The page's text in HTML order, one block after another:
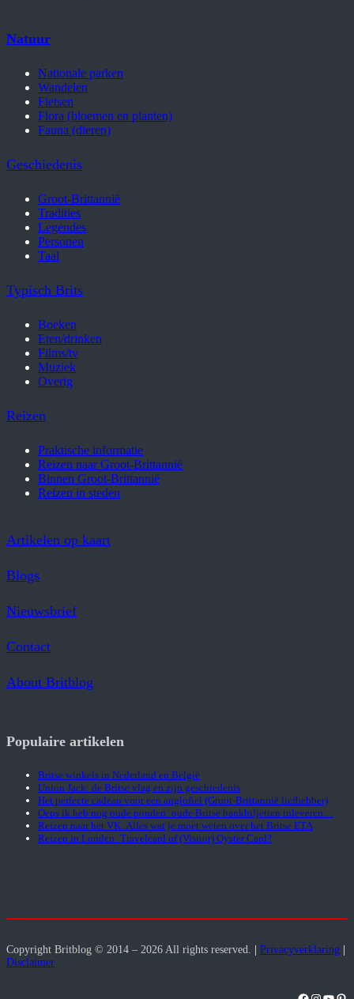
Natuur
Nationale parken
Wandelen
Fietsen
Flora (bloemen en planten)
Fauna (dieren)
Geschiedenis
Groot-Brittannië
Tradities
Legendes
Personen
Taal
Typisch Brits
Boeken
Eten/drinken
Films/tv
Muziek
Overig
Reizen
Praktische informatie
Reizen naar Groot-Brittannië
Binnen Groot-Brittannië
Reizen in steden
Artikelen op kaart
Blogs
Nieuwsbrief
Contact
About Britblog
Populaire artikelen
Britse winkels in Nederland en België
Union Jack: de Britse vlag en zijn geschiedenis
Het perfecte cadeau voor een anglofiel (Groot-Brittannië liefhebber)
Oeps ik heb nog oude ponden: oude Britse bankbiljetten inleveren…
Reizen naar het VK: Alles wat je moet weten over het Britse ETA
Reizen in Londen: Travelcard of (Visitor) Oyster Card?
Copyright Britblog © 2014 – 2026 All rights reserved. | Privacyverklaring |
Disclaimer